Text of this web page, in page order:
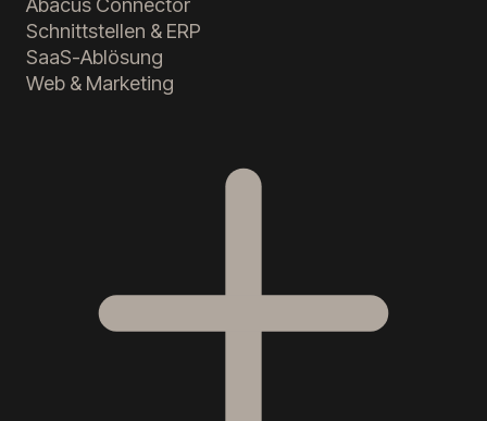
Schnittstellen & ERP
SaaS-Ablösung
Web & Marketing